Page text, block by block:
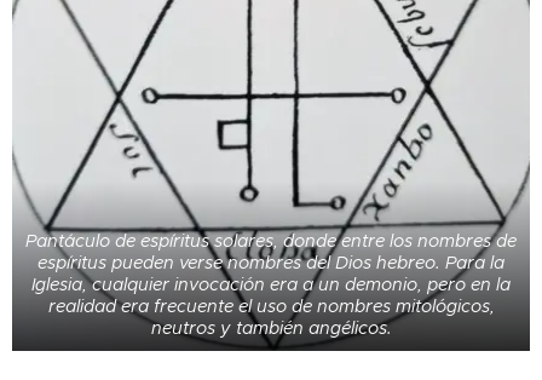
Pantáculo de espíritus solares, donde entre los nombres de
espíritus pueden verse nombres del Dios hebreo. Para la
Iglesia, cualquier invocación era a un demonio, pero en la
realidad era frecuente el uso de nombres mitológicos,
neutros y también angélicos.